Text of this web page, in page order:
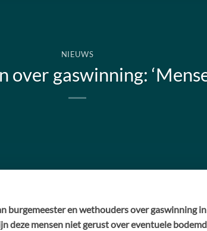
NIEUWS
gaswinning:
burgemeester en wethouders over gaswinning
deze mensen niet gerust over eventuele